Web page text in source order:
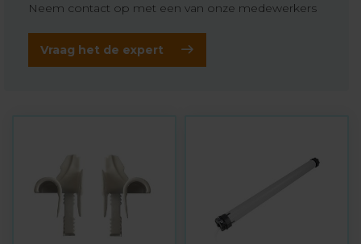
Neem contact op met een van onze medewerkers
Vraag het de expert